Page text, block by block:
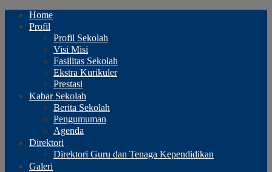
Home
Profil
Profil Sekolah
Visi Misi
Fasilitas Sekolah
Ekstra Kurikuler
Prestasi
Kabar Sekolah
Berita Sekolah
Pengumuman
Agenda
Direktori
Direktori Guru dan Tenaga Kependidikan
Galeri